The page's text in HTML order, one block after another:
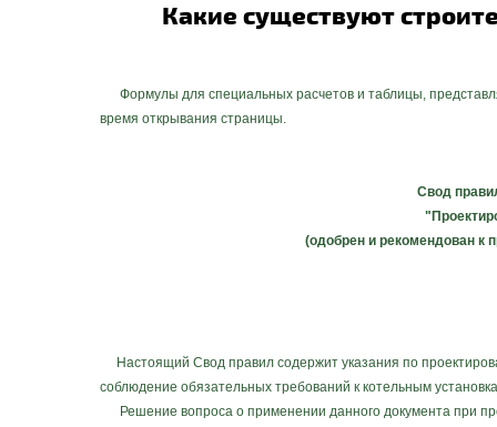
Какие существуют
Формулы для специальных расчетов и таблицы,
время открывания страницы.
Свод
(одобрен и рекомендован к
Настоящий Свод правил содержит указания по
соблюдение обязательных требований к котельным
Решение вопроса о применении данного документа при